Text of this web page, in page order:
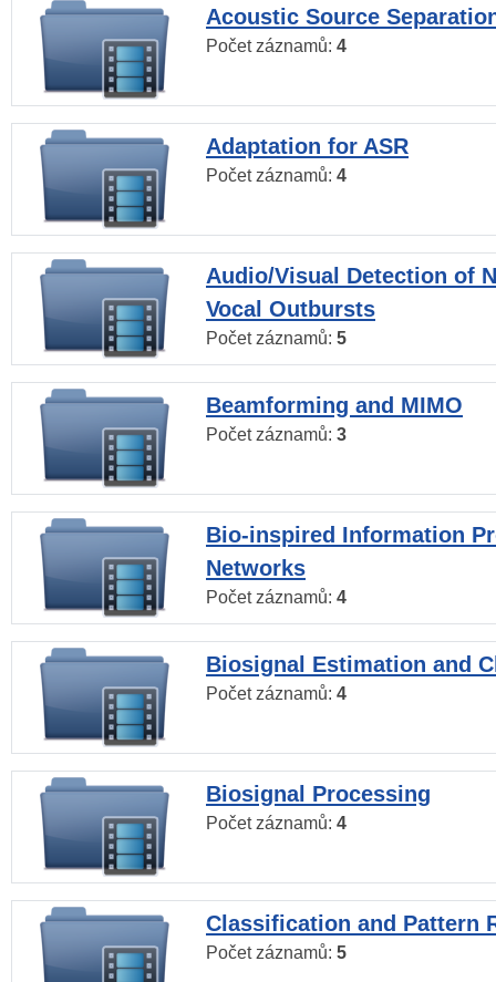
Acoustic Source
Počet záznamů: 4
Adaptation for ASR
Počet záznamů: 4
Audio/Visual Detection of
Vocal Outbursts
Počet záznamů: 5
Beamforming and MIMO
Počet záznamů: 3
Bio-inspired Information
Networks
Počet záznamů: 4
Biosignal Estimation and
Počet záznamů: 4
Biosignal Processing
Počet záznamů: 4
Classification and Pattern
Počet záznamů: 5